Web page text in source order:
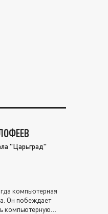
"Царьград"
компьютерная
Он побеждает
компьютерную